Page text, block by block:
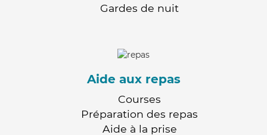
Gardes de nuit
Aide aux repas
Courses
Préparation des repas
Aide à la prise